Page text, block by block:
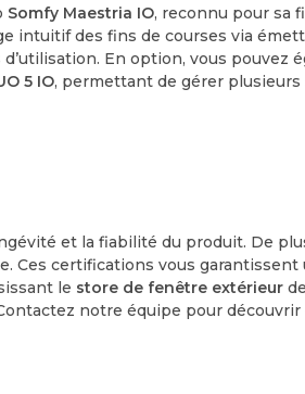
Somfy Maestria IO, reconnu pour sa
intuitif des fins de courses via
En option, vous pouvez
5 IO, permettant de gérer plusieurs
et la fiabilité du produit. De
Ces certifications vous
le store de fenêtre extérieur
notre équipe pour